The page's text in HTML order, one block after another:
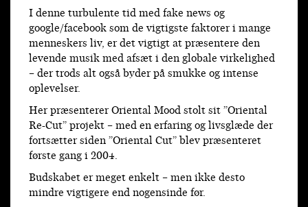
I denne turbulente tid med fake news og
google/facebook som de vigtigste faktorer i mange
menneskers liv, er det vigtigt at præsentere den
levende musik med afsæt i den globale virkelighed
– der trods alt også byder på smukke og intense
oplevelser.
Her præsenterer Oriental Mood stolt sit ”Oriental
Re-Cut” projekt – med en erfaring og livsglæde der
fortsætter siden ”Oriental Cut” blev præsenteret
første gang i 2004.
Budskabet er meget enkelt – men ikke desto
mindre vigtigere end nogensinde før.